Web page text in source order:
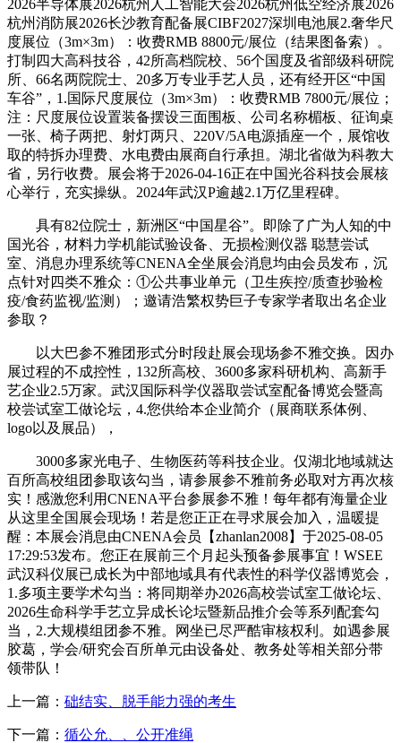
2026半导体展2026杭州人工智能大会2026杭州低空经济展2026
杭州消防展2026长沙教育配备展CIBF2027深圳电池展2.奢华尺
度展位（3m×3m）：收费RMB 8800元/展位（结果图备索）。
打制四大高科技谷，42所高档院校、56个国度及省部级科研院
所、66名两院院士、20多万专业手艺人员，还有经开区“中国
车谷”，1.国际尺度展位（3m×3m）：收费RMB 7800元/展位；
注：尺度展位设置装备摆设三面围板、公司名称楣板、征询桌
一张、椅子两把、射灯两只、220V/5A电源插座一个，展馆收
取的特拆办理费、水电费由展商自行承担。湖北省做为科教大
省，另行收费。展会将于2026-04-16正在中国光谷科技会展核
心举行，充实操纵。2024年武汉P逾越2.1万亿里程碑。
具有82位院士，新洲区“中国星谷”。即除了广为人知的中
国光谷，材料力学机能试验设备、无损检测仪器 聪慧尝试
室、消息办理系统等CNENA全坐展会消息均由会员发布，沉
点针对四类不雅众：①公共事业单元（卫生疾控/质查抄验检
疫/食药监视/监测）；邀请浩繁权势巨子专家学者取出名企业
参取？
以大巴参不雅团形式分时段赴展会现场参不雅交换。因办
展过程的不成控性，132所高校、3600多家科研机构、高新手
艺企业2.5万家。武汉国际科学仪器取尝试室配备博览会暨高
校尝试室工做论坛，4.您供给本企业简介（展商联系体例、
logo以及展品），
3000多家光电子、生物医药等科技企业。仅湖北地域就达
百所高校组团参取该勾当，请参展参不雅前务必取对方再次核
实！感激您利用CNENA平台参展参不雅！每年都有海量企业
从这里全国展会现场！若是您正正在寻求展会加入，温暖提
醒：本展会消息由CNENA会员【zhanlan2008】于2025-08-05
17:29:53发布。您正在展前三个月起头预备参展事宜！WSEE
武汉科仪展已成长为中部地域具有代表性的科学仪器博览会，
1.多项主要学术勾当：将同期举办2026高校尝试室工做论坛、
2026生命科学手艺立异成长论坛暨新品推介会等系列配套勾
当，2.大规模组团参不雅。网坐已尽严酷审核权利。如遇参展
胶葛，学会/研究会百所单元由设备处、教务处等相关部分带
领带队！
上一篇： 础结实、脱手能力强的考生
下一篇： 循公允、、公开准绳